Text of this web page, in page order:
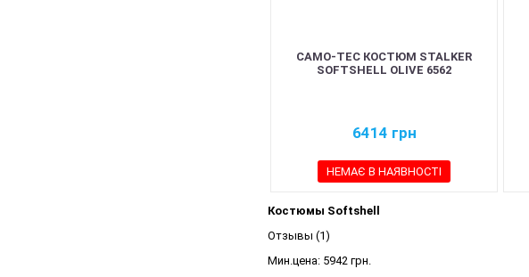
CAMO-TEC КОСТЮМ STALKER
SOFTSHELL OLIVE 6562
6414 грн
НЕМАЄ В НАЯВНОСТІ
Костюмы Softshell
Отзывы (1)
Мин.цена: 5942 грн.